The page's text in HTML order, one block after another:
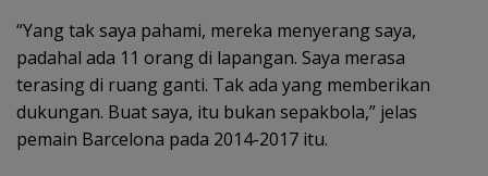
“Yang tak saya pahami, mereka menyerang saya,
padahal ada 11 orang di lapangan. Saya merasa
terasing di ruang ganti. Tak ada yang memberikan
dukungan. Buat saya, itu bukan sepakbola,” jelas
pemain Barcelona pada 2014-2017 itu.